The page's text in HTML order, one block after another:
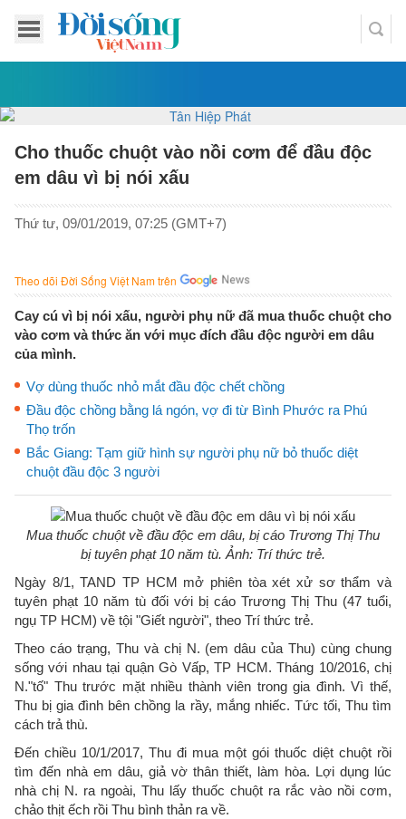
Cho thuốc chuột vào nồi cơm để đầu độc
em dâu vì bị nói xấu
Thứ tư, 09/01/2019, 07:25 (GMT+7)
Theo dõi Đời Sống Việt Nam trên
Cay cú vì bị nói xấu, người phụ nữ đã mua thuốc chuột cho
vào cơm và thức ăn với mục đích đầu độc người em dâu
của mình.
Vợ dùng thuốc nhỏ mắt đầu độc chết chồng
Đầu độc chồng bằng lá ngón, vợ đi từ Bình Phước ra Phú
Thọ trốn
Bắc Giang: Tạm giữ hình sự người phụ nữ bỏ thuốc diệt
chuột đầu độc 3 người
Mua thuốc chuột về đầu độc em dâu, bị cáo Trương Thị Thu
bị tuyên phạt 10 năm tù. Ảnh: Trí thức trẻ.
Ngày 8/1, TAND TP HCM mở phiên tòa xét xử sơ thẩm và
tuyên phạt 10 năm tù đối với bị cáo Trương Thị Thu (47 tuổi,
ngụ TP HCM) về tội "Giết người", theo Trí thức trẻ.
Theo cáo trạng, Thu và chị N. (em dâu của Thu) cùng chung
sống với nhau tại quận Gò Vấp, TP HCM. Tháng 10/2016, chị
N."tố" Thu trước mặt nhiều thành viên trong gia đình. Vì thế,
Thu bị gia đình bên chồng la rầy, mắng nhiếc. Tức tối, Thu tìm
cách trả thù.
Đến chiều 10/1/2017, Thu đi mua một gói thuốc diệt chuột rồi
tìm đến nhà em dâu, giả vờ thân thiết, làm hòa. Lợi dụng lúc
nhà chị N. ra ngoài, Thu lấy thuốc chuột ra rắc vào nồi cơm,
chảo thịt ếch rồi Thu bình thản ra về.